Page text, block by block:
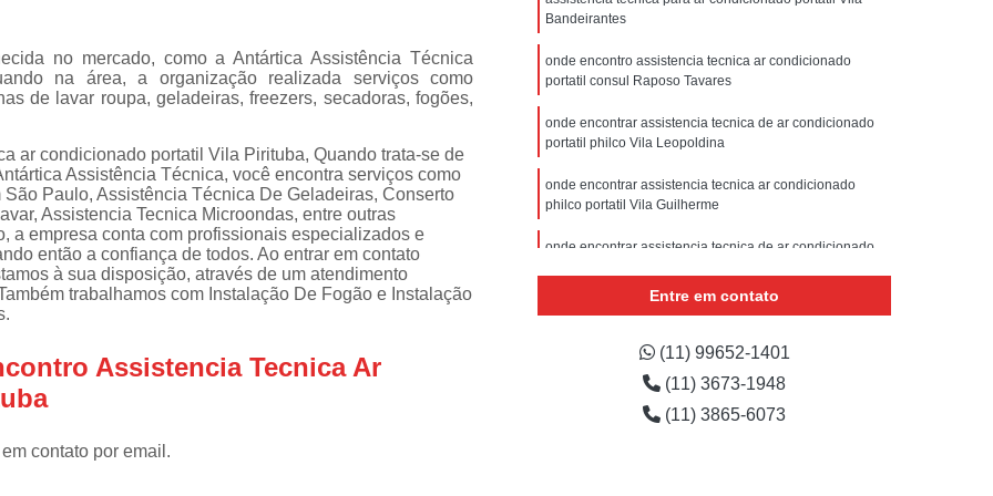
Assistencia Tecnica Refrigerador com Defeito
Assistencia Tecnica Refrigerador com Problema
Assistencia Tecnica Refrigerador Electrolux
Assistencia Tecnica Refrigerador Não Liga
Refrigerador Electrolux Assistencia Tecnica
Assistencia Tecnica Lavadora Secadora Samsung
Assistencia Tecnica Maquina Secadora de Roupa
Assistencia Tecnica para Secadora
Assistencia Tecnica Samsung Lavadora e Secadora
Assistencia Tecnica Samsung Secadora
Assistencia Tecnica Secadora
Assistencia Tecnica Secadora a Gas
Assistencia Tecnica Secadora Samsung
Assistencia Tecnica de Fogão
Assistencia Tecnica Fogão
no mercado, como a Antártica Assistência Técnica
na área, a organização realizada serviços como
de lavar roupa, geladeiras, freezers, secadoras, fogões,
ar condicionado portatil Vila Pirituba, Quando trata-se de
Assistência Técnica, você encontra serviços como
Paulo, Assistência Técnica De Geladeiras, Conserto
Assistencia Tecnica Microondas, entre outras
a empresa conta com profissionais especializados e
então a confiança de todos. Ao entrar em contato
à sua disposição, através de um atendimento
trabalhamos com Instalação De Fogão e Instalação
Assistencia Tecnica Ar
contato por email.
Bandeirantes
onde encontro assistencia tecnica ar condicionado
portatil consul Raposo Tavares
onde encontrar assistencia tecnica de ar condicionado
portatil philco Vila Leopoldina
onde encontrar assistencia tecnica ar condicionado
philco portatil Vila Guilherme
onde encontrar assistencia tecnica de ar condicionado
onde encontrar assistencia tecnica ar condicionado tipo
portatil vila palmeiras
Entre em contato
(11) 99652-1401
(11) 3673-1948
(11) 3865-6073